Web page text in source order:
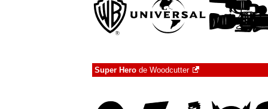
Super Hero de Woodcutter